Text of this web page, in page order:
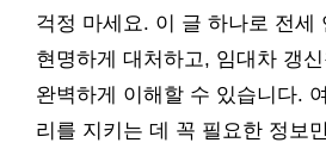
걱정 마세요. 이 글 하나로 전세
현명하게 대처하고, 임대차 갱
완벽하게 이해할 수 있습니다.
리를 지키는 데 꼭 필요한 정보